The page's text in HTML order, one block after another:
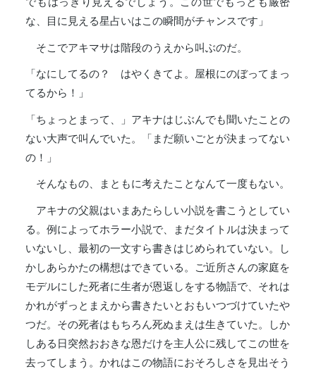
な、目に見える星占いはこの瞬間がチャンスです」
そこでアキマサは階段のうえから叫ぶのだ。
「なにしてるの？ はやくきてよ。屋根にのぼってまっ
てるから！」
「ちょっとまって、」アキナはじぶんでも聞いたことの
ない大声で叫んでいた。「まだ願いごとが決まってない
の！」
そんなもの、まともに考えたことなんて一度もない。
アキナの父親はいまあたらしい小説を書こうとしてい
る。例によってホラー小説で、まだタイトルは決まって
いないし、最初の一文すら書きはじめられていない。し
かしあらかたの構想はできている。ご近所さんの家庭を
モデルにした死者に生者が恩返しをする物語で、それは
かれがずっとまえから書きたいとおもいつづけていたや
つだ。その死者はもちろん死ぬまえは生きていた。しか
しある日突然おおきな恩だけを主人公に残してこの世を
去ってしまう。かれはこの物語におそろしさを見出そう